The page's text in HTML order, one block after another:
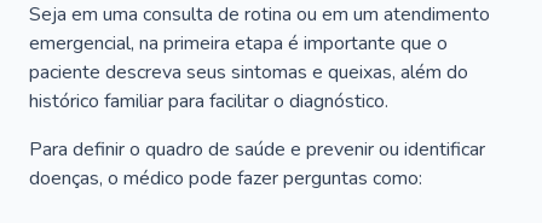
Seja em uma consulta de rotina ou em um atendimento
emergencial, na primeira etapa é importante que o
paciente descreva seus sintomas e queixas, além do
histórico familiar para facilitar o diagnóstico.
Para definir o quadro de saúde e prevenir ou identificar
doenças, o médico pode fazer perguntas como: